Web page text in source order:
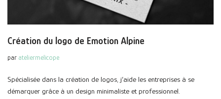
Création du logo de Emotion Alpine
par ateliermelicope
Spécialisée dans la création de logos, j’aide les entreprises à se
démarquer grâce à un design minimaliste et professionnel.